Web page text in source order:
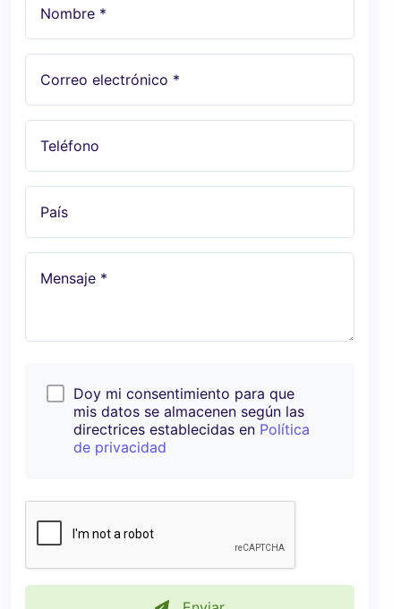
Nombre *
Correo electrónico *
Teléfono
País
Mensaje *
Doy mi consentimiento para que
mis datos se almacenen según las
directrices establecidas en Política
de privacidad